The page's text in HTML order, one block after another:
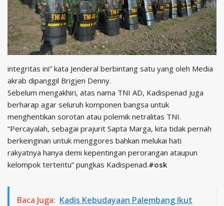
integritas ini” kata Jenderal berbintang satu yang oleh Media
akrab dipanggil Brigjen Denny.
Sebelum mengakhiri, atas nama TNI AD, Kadispenad juga
berharap agar seluruh komponen bangsa untuk
menghentikan sorotan atau polemik netralitas TNI.
“Percayalah, sebagai prajurit Sapta Marga, kita tidak pernah
berkeinginan untuk menggores bahkan melukai hati
rakyatnya hanya demi kepentingan perorangan ataupun
kelompok tertentu” pungkas Kadispenad.#osk
Baca Juga: Kadis Kebudayaan Palembang Ikut